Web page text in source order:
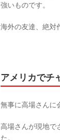
強いものです。
海外の友達、絶対
アメリカでチ
無事に高場さんに
高場さんが現地で
た。